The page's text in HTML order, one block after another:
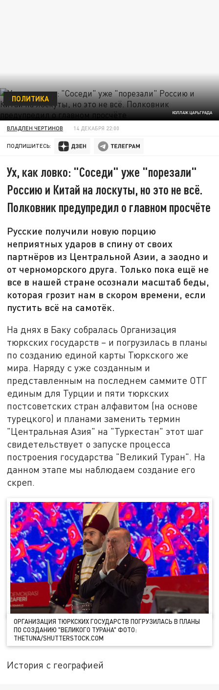
КОЛЛАЖ ЦАРЬГРАДА
ПОЛИТИКА
ВЛАДЛЕН ЧЕРТИНОВ 14 ДЕКАБРЯ 22:00
ПОДПИШИТЕСЬ:
Ух, как ловко: "Соседи" уже "порезали"
Россию и Китай на лоскуты, но это не всё.
Полковник предупредил о главном просчёте
Русские получили новую порцию
неприятных ударов в спину от своих
партнёров из Центральной Азии, а заодно и
от черноморского друга. Только пока ещё не
все в нашей стране осознали масштаб беды,
которая грозит нам в скором времени, если
пустить всё на самотёк.
На днях в Баку собралась Организация
тюркских государств – и погрузилась в планы
по созданию единой карты Тюркского же
мира. Наряду с уже созданным и
представленным на последнем саммите ОТГ
единым для Турции и пяти тюркских
постсоветских стран алфавитом (на основе
турецкого) и планами заменить термин
"Центральная Азия" на "Туркестан" этот шаг
свидетельствует о запуске процесса
построения государства "Великий Туран". На
данном этапе мы наблюдаем создание его
скреп.
ОРГАНИЗАЦИЯ ТЮРКСКИХ ГОСУДАРСТВ ПОГРУЗИЛАСЬ В ПЛАНЫ
ПО СОЗДАНИЮ "ВЕЛИКОГО ТУРАНА" ФОТО:
THETUNA/SHUTTERSTOCK.COM
История с географией